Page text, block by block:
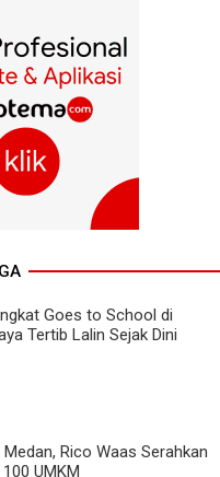
Goes to School di
Tertib Lalin Sejak Dini
Rico Waas Serahkan
UMKM